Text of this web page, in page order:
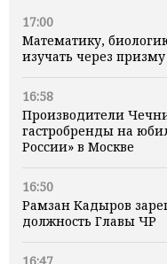
17:00
Математику,
изучать через
16:58
Производители
гастробренды на
России» в Москве
16:50
Рамзан Кадыров
должность Главы ЧР